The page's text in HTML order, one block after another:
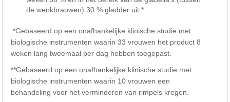
de wenkbrauwen) 30 % gladder uit.*
*Gebaseerd op een onafhankelijke klinische studie met
biologische instrumenten waarin 33 vrouwen het product 8
weken lang tweemaal per dag hebben toegepast.
**Gebaseerd op een onafhankelijke klinische studie met
biologische instrumenten waarin 10 vrouwen een
behandeling voor het verminderen van rimpels kregen.